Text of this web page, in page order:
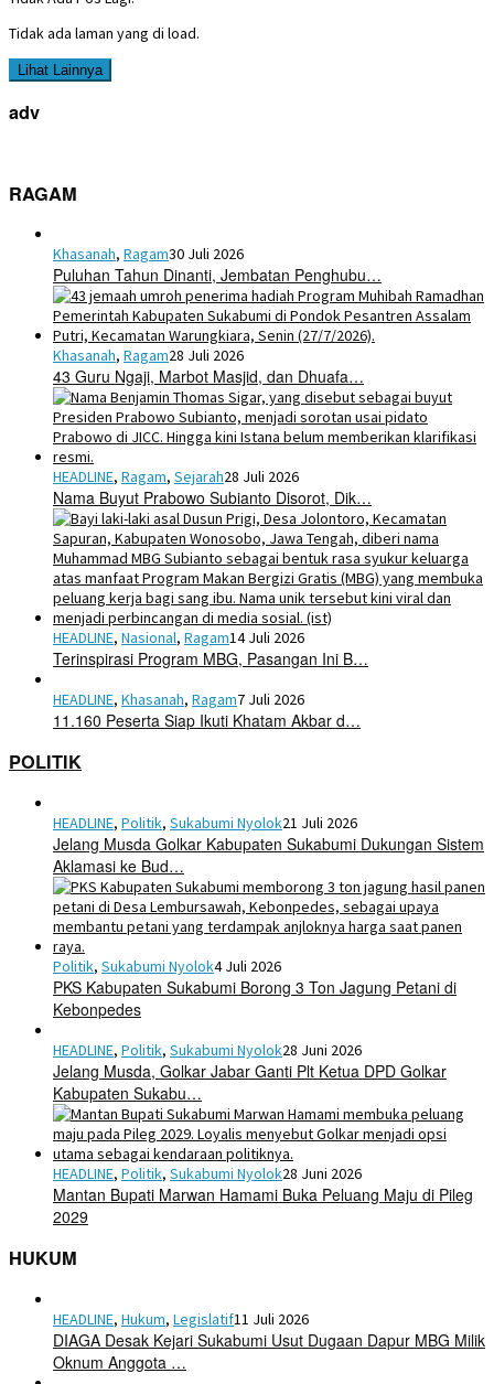
Tidak ada laman yang di load.
Lihat Lainnya
adv
RAGAM
Khasanah, Ragam30 Juli 2026
Puluhan Tahun Dinanti, Jembatan Penghubu…
Khasanah, Ragam28 Juli 2026
43 Guru Ngaji, Marbot Masjid, dan Dhuafa…
HEADLINE, Ragam, Sejarah28 Juli 2026
Nama Buyut Prabowo Subianto Disorot, Dik…
HEADLINE, Nasional, Ragam14 Juli 2026
Terinspirasi Program MBG, Pasangan Ini B…
HEADLINE, Khasanah, Ragam7 Juli 2026
11.160 Peserta Siap Ikuti Khatam Akbar d…
POLITIK
HEADLINE, Politik, Sukabumi Nyolok21 Juli 2026
Jelang Musda Golkar Kabupaten Sukabumi Dukungan Sistem
Aklamasi ke Bud…
Politik, Sukabumi Nyolok4 Juli 2026
PKS Kabupaten Sukabumi Borong 3 Ton Jagung Petani di
Kebonpedes
HEADLINE, Politik, Sukabumi Nyolok28 Juni 2026
Jelang Musda, Golkar Jabar Ganti Plt Ketua DPD Golkar
Kabupaten Sukabu…
HEADLINE, Politik, Sukabumi Nyolok28 Juni 2026
Mantan Bupati Marwan Hamami Buka Peluang Maju di Pileg
2029
HUKUM
HEADLINE, Hukum, Legislatif11 Juli 2026
DIAGA Desak Kejari Sukabumi Usut Dugaan Dapur MBG Milik
Oknum Anggota …